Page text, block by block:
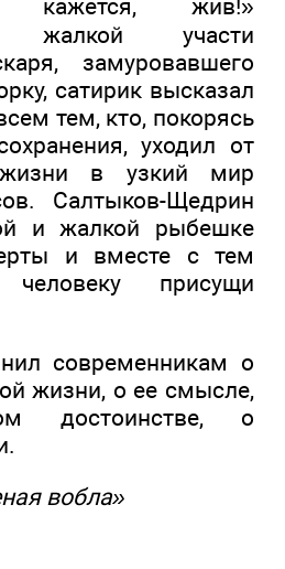
кажется, жив!»
жалкой участи
замуровавшего
сатирик высказал
тем, кто, покорясь
уходил от
жизни в узкий мир
Салтыков-Щедрин
и жалкой рыбешке
и вместе с тем
присущи
современникам о
жизни, о ее смысле,
достоинстве, о
вобла»